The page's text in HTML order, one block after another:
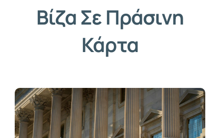
Βίζα Σε Πράσινη
Κάρτα